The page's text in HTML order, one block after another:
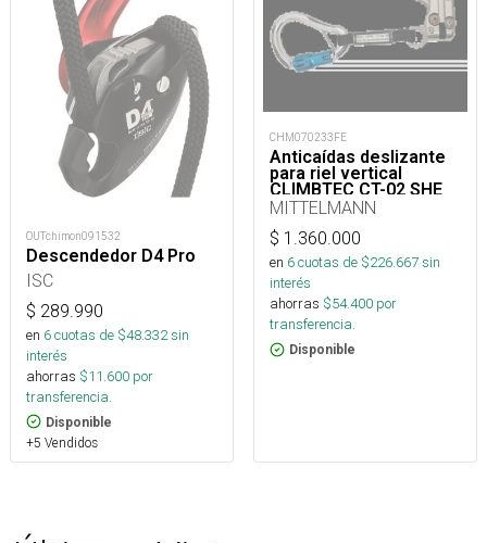
OUTchimon091532
Descendedor D4 Pro
ISC
$ 289.990
en 6cuotas de $48.332sin
interés
ahorras $11.600 por
transferencia.
Disponible
+5 Vendidos
CHM070233FE
Anticaídas deslizante
para riel vertical
CLIMBTEC CT-02 SHE
MITTELMANN
$ 1.360.000
en 6cuotas de $226.667sin
interés
ahorras $54.400 por
transferencia.
Disponible